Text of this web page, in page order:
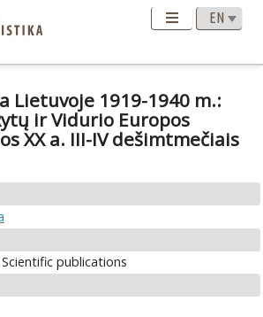
Lietuvoje 1919-1940 m.:
ir Vidurio Europos
XX a. III-IV dešimtmečiais
publications